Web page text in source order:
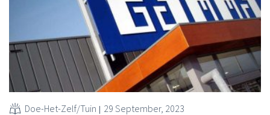
Doe-Het-Zelf/Tuin 29 September, 2023